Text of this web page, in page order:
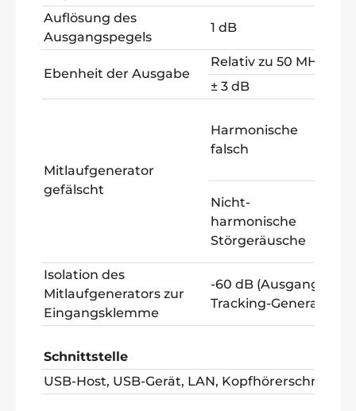
Auflösung des
Ausgangspegels
1 dB
Ebenheit der Ausgabe
Relativ zu 50 MHz
± 3 dB
Mitlaufgenerator
gefälscht
Harmonische
falsch
Nicht-
harmonische
Störgeräusche
Isolation des
Mitlaufgenerators zur
Eingangsklemme
-60 dB
Tracking-Generators
Schnittstelle
USB-Host, USB-Gerät, LAN,